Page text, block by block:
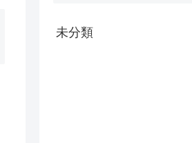
未分類